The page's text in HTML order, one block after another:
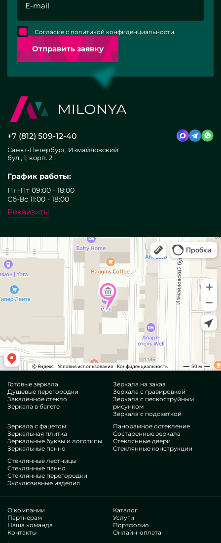
Отправить заявку
Согласие с политикой конфиденциальности
+7 (812) 509-12-40
Санкт-Петербург, Измайловский
бул., 1, корп. 2
График работы:
Пн-Пт 09:00 - 18:00
Сб-Вс 11:00 - 18:00
Реквизиты
Готовые зеркала
Душевые перегородки
Закаленное стекло
Зеркала в багете
Зеркала на заказ
Зеркала с гравировкой
Зеркала с пескоструйным
рисунком
Зеркала с подсветкой
Зеркала с фацетом
Зеркальная плитка
Зеркальные буквы и логотипы
Зеркальные панно
Панорамное остекление
Состаренные зеркала
Стеклянные двери
Стеклянные конструкции
Стеклянные лестницы
Стеклянные панно
Стеклянные перегородки
Эксклюзивные изделия
О компании
Партнерам
Наша команда
Контакты
Каталог
Услуги
Портфолио
Онлайн-оплата